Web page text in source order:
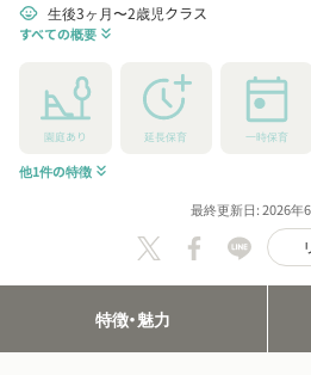
child_care 生後3ヶ月〜2歳児クラス
すべての概要 keyboard_double_arrow_down
園庭あり 延長保育 一時保育
他1件の特徴 keyboard_double_arrow_down
最終更新日: 2026年
特徴・魅力